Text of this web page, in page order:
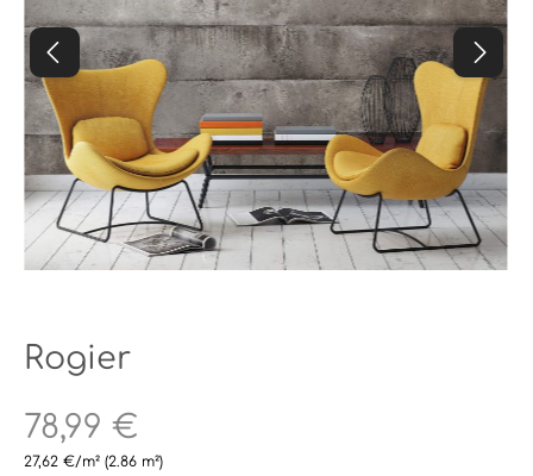
Rogier
78,99 €
27,62 €/m² (2.86 m²)